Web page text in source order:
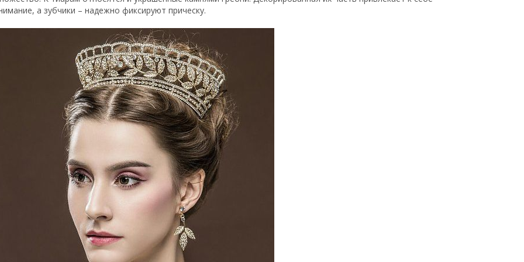
а зубчики – надежно фиксируют прическу.